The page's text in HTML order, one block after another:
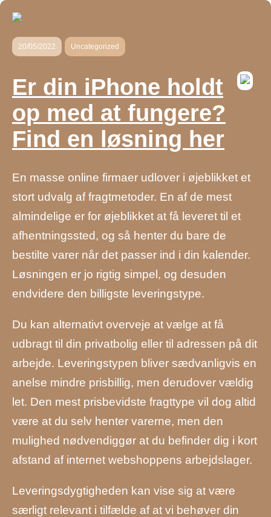
20/05/2022 Uncategorized
Er din iPhone holdt
op med at fungere?
Find en løsning her
En masse online firmaer udlover i øjeblikket et
stort udvalg af fragtmetoder. En af de mest
almindelige er for øjeblikket at få leveret til et
afhentningssted, og så henter du bare de
bestilte varer når det passer ind i din kalender.
Løsningen er jo rigtig simpel, og desuden
endvidere den billigste leveringstype.
Du kan alternativt overveje at vælge at få
udbragt til din privatbolig eller til adressen på dit
arbejde. Leveringstypen bliver sædvanligvis en
anelse mindre prisbillig, men derudover vældig
let. Den mest prisbevidste fragttype vil dog altid
være at du selv henter varerne, men den
mulighed nødvendiggør at du befinder dig i kort
afstand af internet webshoppens arbejdslager.
Leveringsdygtigheden kan vise sig at være
særligt relevant i tilfælde af at vi behøver din